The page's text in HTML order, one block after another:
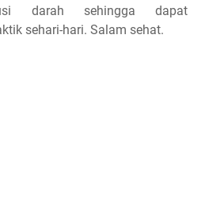
darah sehingga dapat
sehari-hari. Salam sehat.